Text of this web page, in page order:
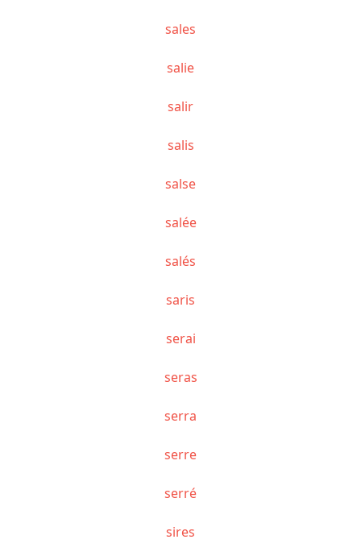
sales
salie
salir
salis
salse
salée
salés
saris
serai
seras
serra
serre
serré
sires